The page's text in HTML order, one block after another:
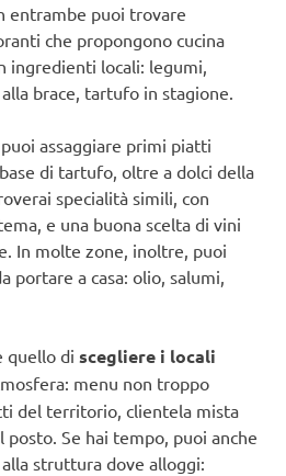
entrambe puoi trovare
che propongono cucina
ingredienti locali: legumi,
brace, tartufo in stagione.
assaggiare primi piatti
di tartufo, oltre a dolci della
specialità simili, con
e una buona scelta di vini
In molte zone, inoltre, puoi
a casa: olio, salumi,
quello di scegliere i locali
menu non troppo
del territorio, clientela mista
Se hai tempo, puoi anche
struttura dove alloggi: